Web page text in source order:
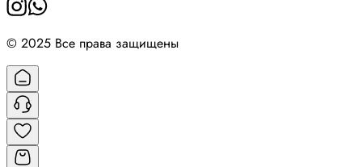
© 2025 Все права защищены